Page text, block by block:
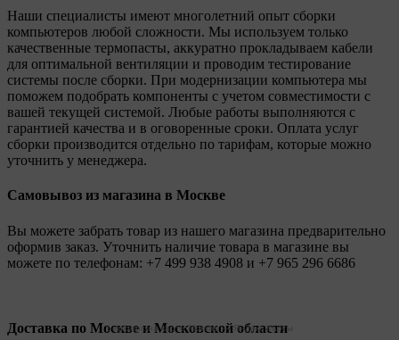
Наши специалисты имеют многолетний опыт сборки
компьютеров любой сложности. Мы используем только
качественные термопасты, аккуратно прокладываем кабели
для оптимальной вентиляции и проводим тестирование
системы после сборки. При модернизации компьютера мы
поможем подобрать компоненты с учетом совместимости с
вашей текущей системой. Любые работы выполняются с
гарантией качества и в оговоренные сроки. Оплата услуг
сборки производится отдельно по тарифам, которые можно
уточнить у менеджера.
Самовывоз из магазина в Москве
Вы можете забрать товар из нашего магазина предварительно
оформив заказ. Уточнить наличие товара в магазине вы
можете по телефонам: +7 499 938 4908 и +7 965 296 6686
Доставка по Москве и Московской области
Legionpc на карте Москвы — Яндекс Карты